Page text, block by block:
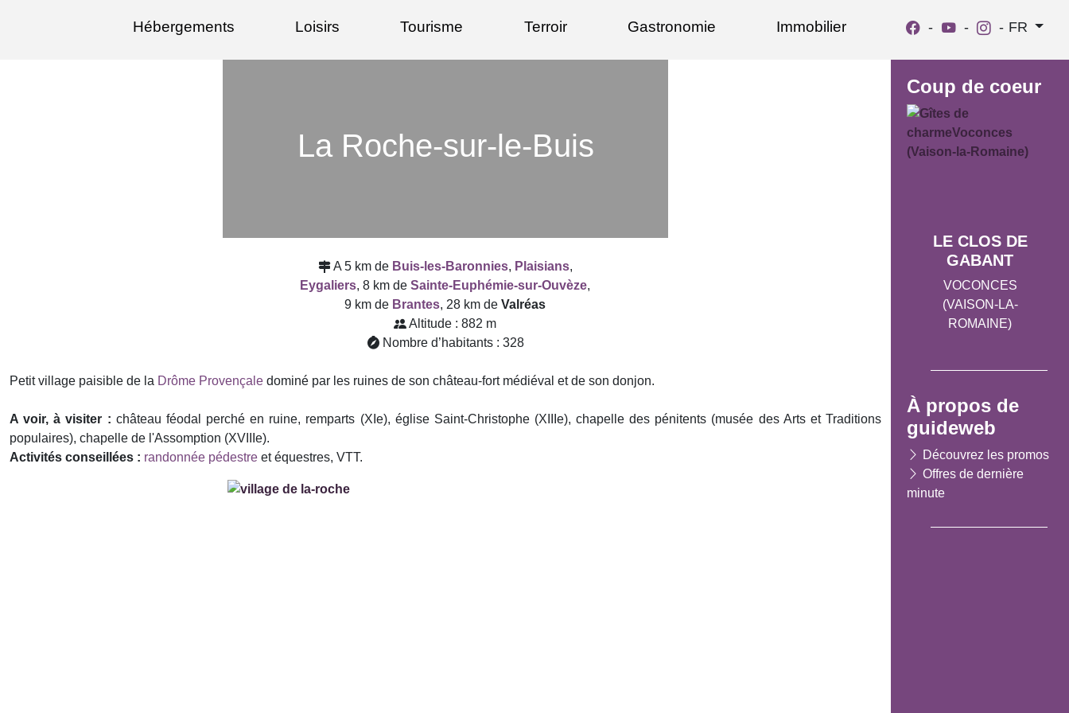
Hébergements Loisirs Tourisme Terroir Gastronomie Immobilier - - - FR
La Roche-sur-le-Buis
A 5 km de Buis-les-Baronnies, Plaisians,
Eygaliers, 8 km deSainte-Euphémie-sur-Ouvèze,
9 km de Brantes, 28 km deValréas
Altitude : 882 m
Nombre d’habitants : 328
Petit village paisible de la Drôme Provençale dominé par les ruines de son château-fort médiéval et de son donjon.
A voir, à visiter : château féodal perché en ruine, remparts (XIe), église Saint-Christophe (XIIIe), chapelle des pénitents (musée des Arts et Traditions
populaires), chapelle de l'Assomption (XVIIIe).
Activités conseillées : randonnée pédestre et équestres, VTT.
Coup de coeur
LE CLOS DE
GABANT
VOCONCES
(VAISON-LA-
ROMAINE)
À propos de
guideweb
Découvrez les promos
Offres de dernière
minute